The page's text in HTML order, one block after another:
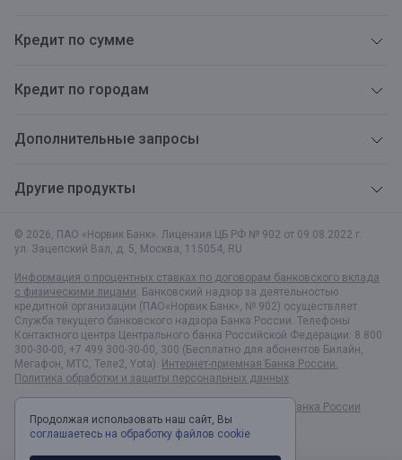
© 2026, ПАО «Норвик Банк». Лицензия ЦБ РФ № 902 от 09.08.2022 г.
ул. Зацепский Вал, д. 5, Москва, 115054, RU
Информация о процентных ставках по договорам банковского вклада
с физическими лицами. Банковский надзор за деятельностью
кредитной организации (ПАО«Норвик Банк», № 902) осуществляет
Служба текущего банковского надзора Банка России. Телефоны
Контактного центра Центрального банка Российской Федерации: 8 800
300-30-00, +7 499 300-30-00, 300 (Бесплатно для абонентов Билайн,
Мегафон, МТС, Теле2, Yota). Интернет-приемная Банка России.
Политика обработки и защиты персональных данных
Раскрытие информации в соответствии c Указанием Банка России
№6496-У
Кредит по сумме
Кредит по городам
Дополнительные запросы
Другие продукты
Продолжая использовать наш сайт, Вы
соглашаетесь на обработку файлов cookie